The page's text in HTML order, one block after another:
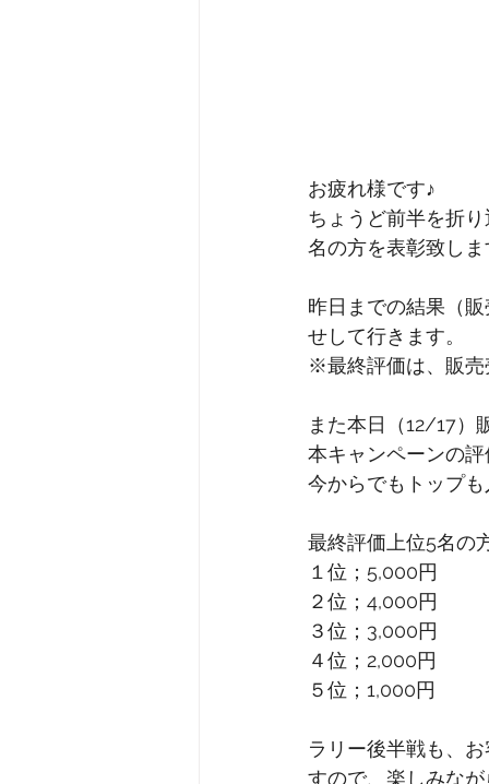
お疲れ様です♪
ちょうど前半を折
名の方を表彰致し
昨日までの結果（
せして行きます。
※最終評価は、販売
また本日（12/17）
本キャンペーンの
今からでもトップ
最終評価上位5名の
１位；5,000円
２位；4,000円
３位；3,000円
４位；2,000円
５位；1,000円
ラリー後半戦も、
すので、楽しみな